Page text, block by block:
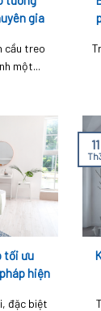
gia
cầu treo
một...
tối ưu
hiện
đặc biệt
11